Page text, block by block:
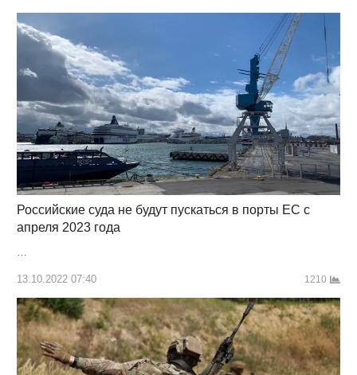
Российские суда не будут пускаться в порты ЕС с
апреля 2023 года
…
13.10.2022 07:40 1210